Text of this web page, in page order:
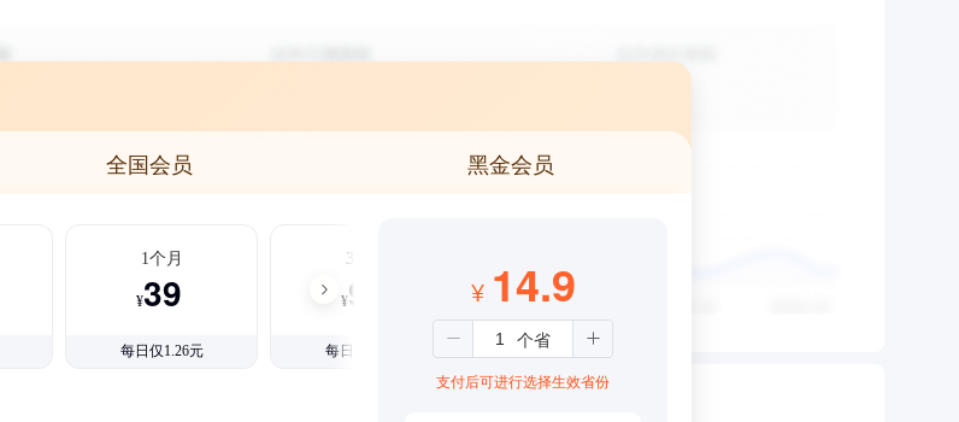
全国会员 黑金会员
1个月
¥39
每日仅1.26元
3个月
¥99
每日仅1.08元
¥ 14.9
支付后可进行选择生效省份